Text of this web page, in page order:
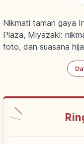
Nikmati taman gaya
Plaza, Miyazaki:
foto, dan suasana